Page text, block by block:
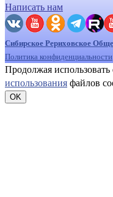
Написать нам
Сибирское Рериховское
Политика конфиденциальности
Продолжая использовать
использования файлов
OK